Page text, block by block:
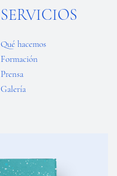
SERVICIOS
Qué hacemos
Formación
Prensa
Galería